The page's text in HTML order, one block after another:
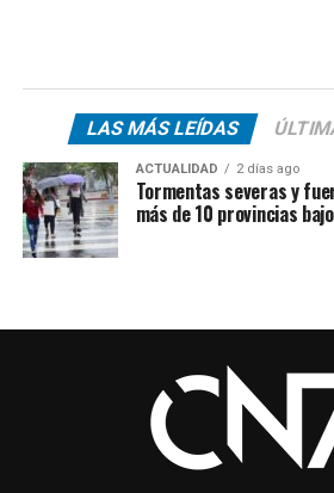
LAS MÁS LEÍDAS
ACTUALIDAD 2 días ago
Tormentas severas y
más de 10 provincias